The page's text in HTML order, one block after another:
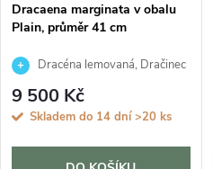
Dracaena marginata v obalu
Plain, průměr 41 cm
Dracéna lemovaná, Dračinec
9 500 Kč
Skladem do 14 dní>20 ks